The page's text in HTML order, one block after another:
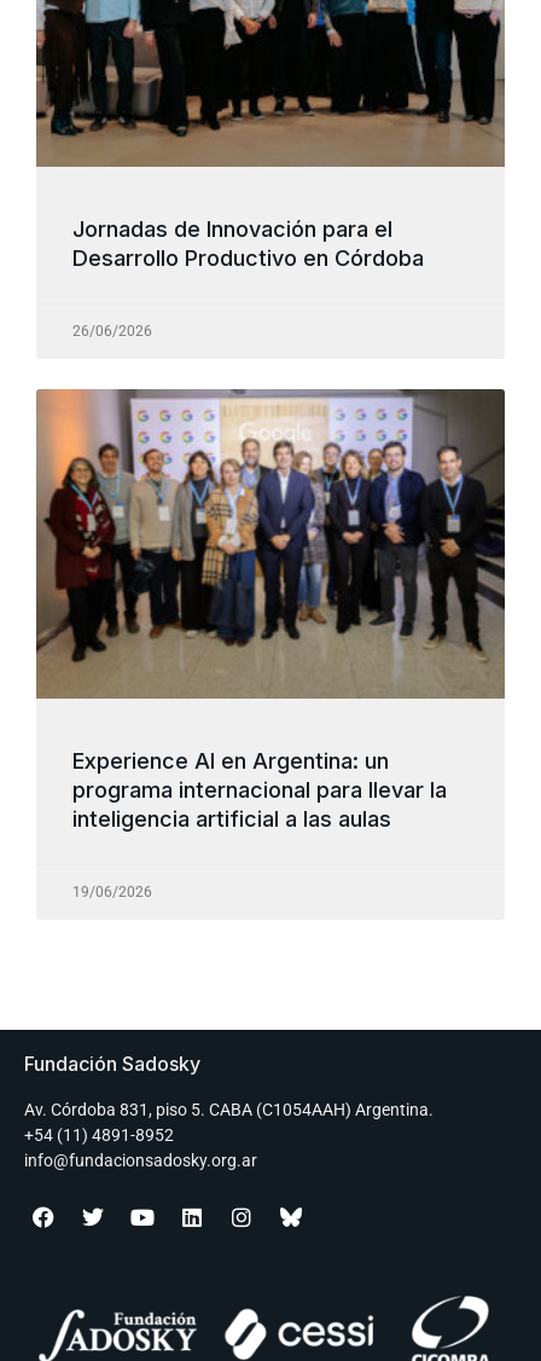
Jornadas de Innovación para el
Desarrollo Productivo en Córdoba
26/06/2026
Experience AI en Argentina: un
programa internacional para llevar la
inteligencia artificial a las aulas
19/06/2026
Fundación Sadosky
Av. Córdoba 831, piso 5. CABA (C1054AAH) Argentina.
+54 (11) 4891-8952
info@fundacionsadosky.org.ar